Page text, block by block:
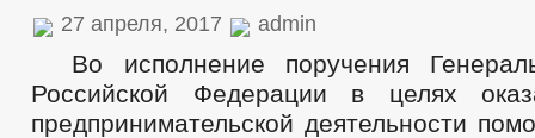
27 апреля, 2017 admin
Во исполнение поручения
Российской Федерации в целях
предпринимательской деятельности